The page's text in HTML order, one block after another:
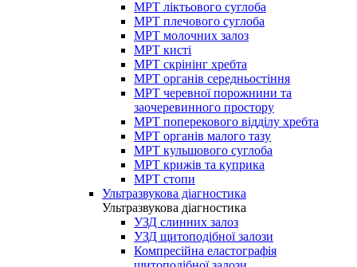
МРТ ліктьового суглоба
МРТ плечового суглоба
МРТ молочних залоз
МРТ кисті
МРТ скрінінг хребта
МРТ органів середньостіння
МРТ черевної порожнини та
заочеревинного простору
МРТ поперекового відділу хребта
МРТ органів малого тазу
МРТ кульшового суглоба
МРТ крижів та куприка
МРТ стопи
Ультразвукова діагностика
Ультразвукова діагностика
УЗД слинних залоз
УЗД щитоподібної залози
Компресійна еластографія